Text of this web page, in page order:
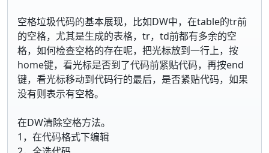
空格垃圾代码的基本展现，比如DW中，在table的tr前
的空格，尤其是生成的表格，tr，td前都有多余的空
格，如何检查空格的存在呢，把光标放到一行上，按
home键，看光标是否到了代码前紧贴代码，再按end
键，看光标移动到代码行的最后，是否紧贴代码，如果
没有则表示有空格。
在DW清除空格方法。
1，在代码格式下编辑